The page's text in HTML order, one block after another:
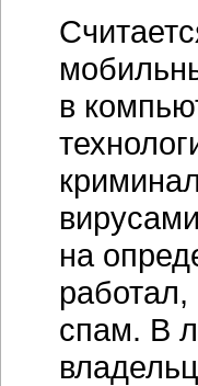
в
на
спам. В